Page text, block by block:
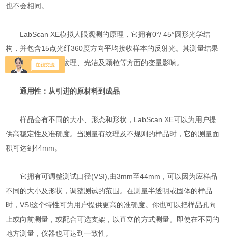
也不会相同。
LabScan XE模拟人眼观测的原理，它拥有0°/ 45°圆形光学结
构，并包含15点光纤360度方向平均接收样本的反射光。其测量结果
快捷、简便并可因纹理、光洁及颗粒等方面的变量影响。
通用性：从引进的原材料到成品
样品会有不同的大小、形态和形状，LabScan XE可以为用户提
供高稳定性及准确度。当测量有纹理及不规则的样品时，它的测量面
积可达到44mm。
它拥有可调整测试口径(VSI),由3mm至44mm，可以因为应样品
不同的大小及形状，调整测试的范围。在测量半透明或固体的样品
时，VSI这个特性可为用户提供更高的准确度。你也可以把样品孔向
上或向前测量，或配合可选支架，以直立的方式测量。即使在不同的
地方测量，仪器也可达到一致性。